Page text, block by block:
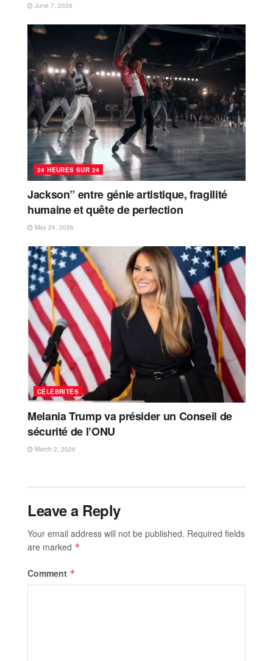
June 7, 2026
24 HEURES SUR 24
Jackson” entre génie artistique, fragilité
humaine et quête de perfection
May 24, 2026
CÉLÉBRITÉS
Melania Trump va présider un Conseil de
sécurité de l’ONU
March 2, 2026
Leave a Reply
Your email address will not be published. Required fields
are marked *
Comment *